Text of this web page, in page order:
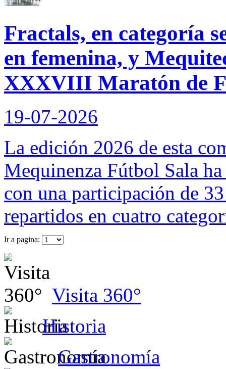
Fractals, en categoría
en femenina, y
XXXVIII Maratón de
19-07-2026
La edición 2026 de esta
Mequinenza Fútbol Sala
con una participación de
repartidos en cuatro
Ir a pagina:
Visita 360°
Historia
Gastronomía